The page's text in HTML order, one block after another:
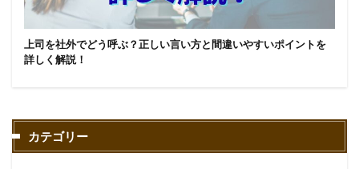
上司を社外でどう呼ぶ？正しい言い方と間違いやすいポイントを
詳しく解説！
カテゴリー